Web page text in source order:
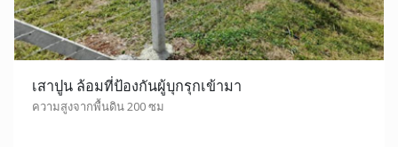
เสาปูน ล้อมที่ป้องกันผู้บุกรุกเข้ามา
ความสูงจากพื้นดิน 200 ซม